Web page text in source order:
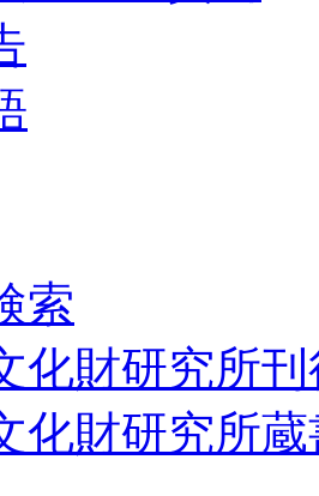
索
化財研究所
化財研究所